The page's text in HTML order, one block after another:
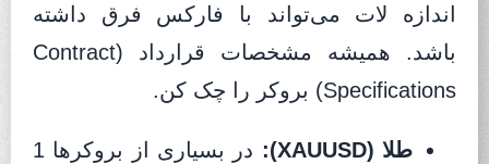
اندازه لات می‌تواند با فارکس فرق داشته
باشد. همیشه مشخصات قرارداد (Contract
Specifications) بروکر را چک کن.
طلا (XAUUSD):
در بسیاری از بروکرها 1